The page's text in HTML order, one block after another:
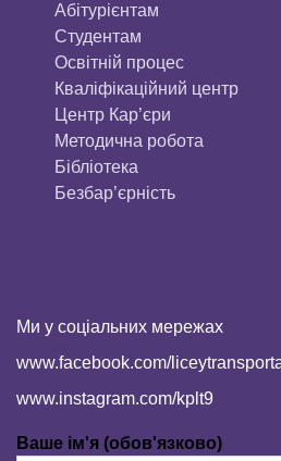
Aбітурієнтaм
Студентам
Освітній процес
Кваліфікаційний центр
Центр Кар’єри
Методична робота
Бібліотека
Безбар’єрність
Ми у соціальних мережах
www.facebook.com/
www.instagram.com/kplt9
Ваше ім'я (обов'язково)